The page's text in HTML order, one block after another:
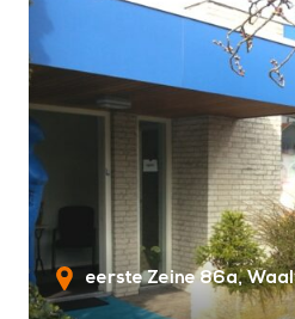
eerste Zeine 86a